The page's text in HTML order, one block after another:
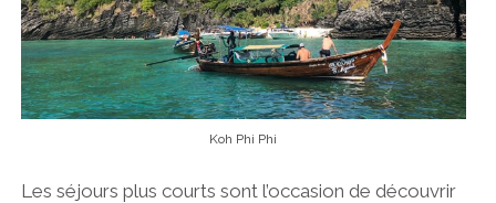
Koh Phi Phi
Les séjours plus courts sont l’occasion de découvrir